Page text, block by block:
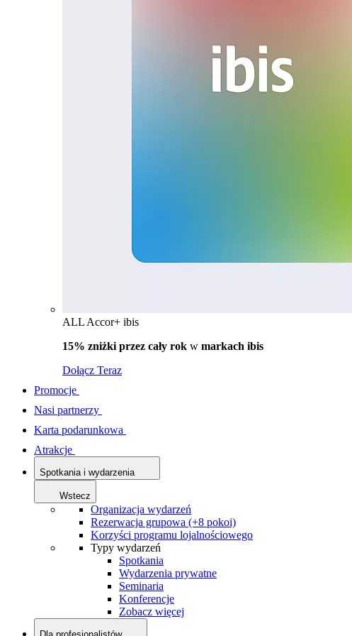
ALL Accor+ ibis
15% zniżki przez cały rok w markach ibis
Dołącz Teraz
Promocje
Nasi partnerzy
Karta podarunkowa
Atrakcje
Spotkania i wydarzenia
Wstecz
Organizacja wydarzeń
Rezerwacja grupowa (+8 pokoi)
Korzyści programu lojalnościowego
Typy wydarzeń
Spotkania
Wydarzenia prywatne
Seminaria
Konferencje
Zobacz więcej